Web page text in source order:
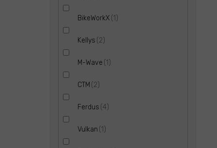
BikeWorkX 1
Kellys 2
M-Wave 1
CTM 2
Ferdus 4
Vulkan 1